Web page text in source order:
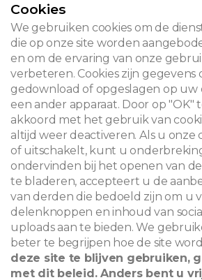
CONTACT
© 2026
Juridische kennisgeving
Newsletter
Zoeken
Cookies
We gebruiken cookies om de
die op onze site worden
en om de ervaring van onze
verbeteren. Cookies zijn gegevens
gedownload of opgeslagen op
een ander apparaat. Door op "OK"
akkoord met het gebruik van
altijd weer deactiveren. Als u onze
of uitschakelt, kunt u
ondervinden bij het openen van
te bladeren, accepteert u de
van derden die bedoeld zijn om u
delenknoppen en inhoud van
uploads aan te bieden. We
beter te begrijpen hoe de site
deze site te blijven gebruiken,
met dit beleid. Anders bent u